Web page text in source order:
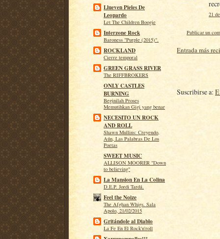
Llueven Pieles De
Leopardo
Let The Children Boogie
Interzone Rock
Baroness "Purple (2015)".
ROCKLAND
Cierre temporal
GREEN GRASS RIVER
The RIFFBROKERS
ONLY CASTLES
BURNING
Beginilah Proses
Memutihkan Gigi yang benar
NECESITO UN ROCK
AND ROLL
Shawn Mullins: Creyendo,
Aún, Las Palabras De Los
Poetas
SWEET MUSIC
ALLISON MOORER "Down
to believing"
La Mansion En La Colina
D.E.P. Jordi Tardá.
Feel the Noize
The Afghan Whigs. Sala
Apolo, 21/02/2015
Gritándole al Diablo
La Fe En El Rock'n'roll
21
Publicar un
Entrada más
Suscribirse a: